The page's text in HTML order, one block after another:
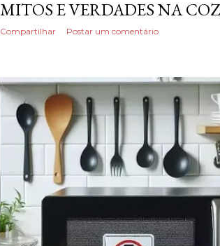
MITOS E VERDADES NA
Compartilhar Postar um comentário